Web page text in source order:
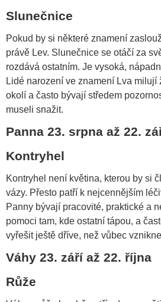
Slunečnice
Pokud by si některé znamení
právě Lev. Slunečnice se otáčí za
rozdává ostatním. Je vysoká,
Lidé narození ve znamení Lva milují
okolí a často bývají středem
museli snažit.
Panna 23. srpna až 22.
Kontryhel
Kontryhel není květina, kterou by si
vázy. Přesto patří k nejcennějším
Panny bývají pracovité, praktické a
pomoci tam, kde ostatní tápou, a
vyřešit ještě dříve, než vůbec
Váhy 23. září až 22. října
Růže